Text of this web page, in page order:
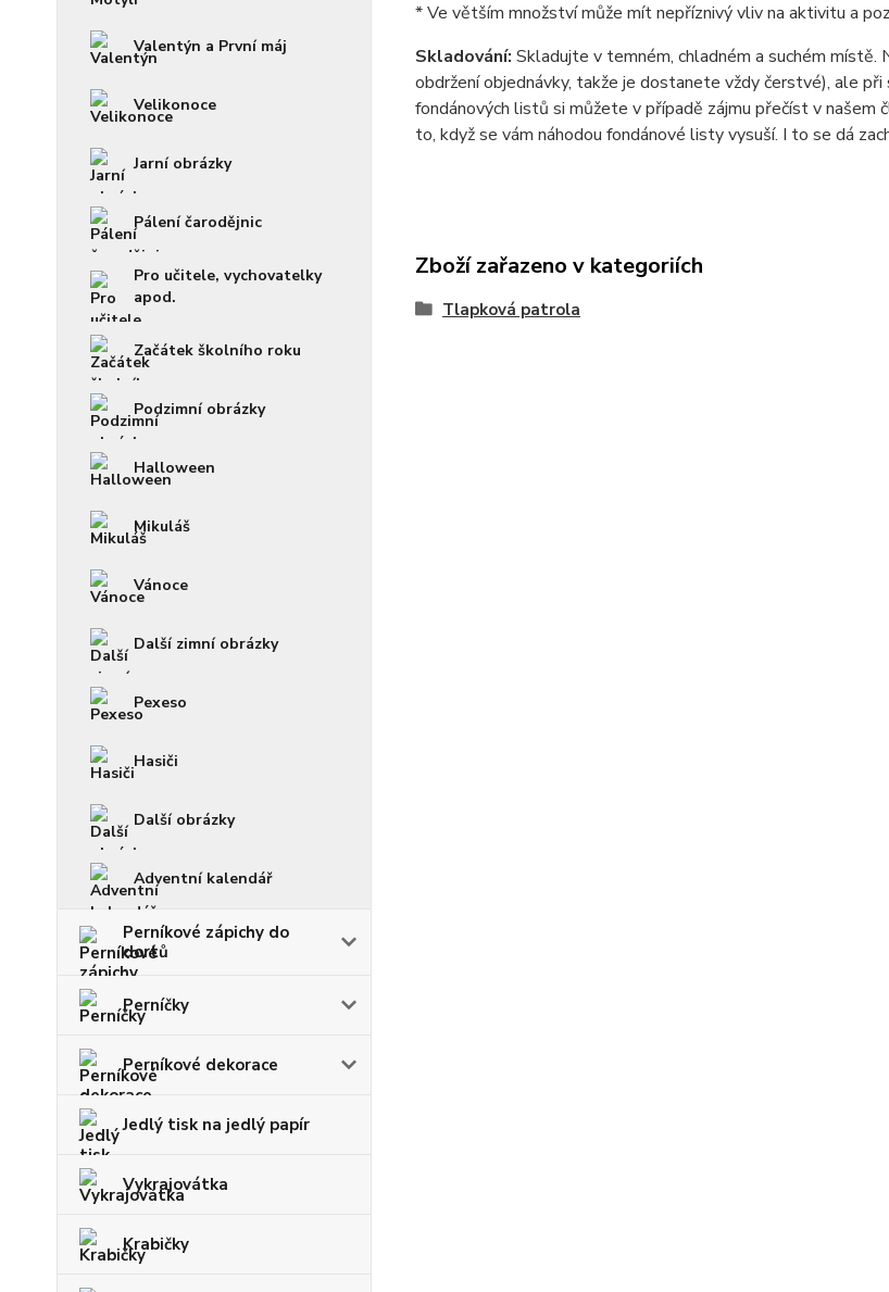
Valentýn a První máj
Velikonoce
Jarní obrázky
Pálení čarodějnic
Pro učitele, vychovatelky
apod.
Začátek školního roku
Podzimní obrázky
Halloween
Mikuláš
Vánoce
Další zimní obrázky
Pexeso
Hasiči
Další obrázky
Adventní kalendář
Perníkové zápichy do
dortů
Perníčky
Perníkové dekorace
Jedlý tisk na jedlý papír
Vykrajovátka
Krabičky
* Ve větším množství může mít nepříznivý vliv na aktivitu a
Skladování: Skladujte v temném, chladném a suchém
obdržení objednávky, takže je dostanete vždy čerstvé), ale
fondánových listů si můžete v případě zájmu přečíst v našem
to, když se vám náhodou fondánové listy vysuší. I to se dá
Zboží zařazeno v kategoriích
Tlapková patrola